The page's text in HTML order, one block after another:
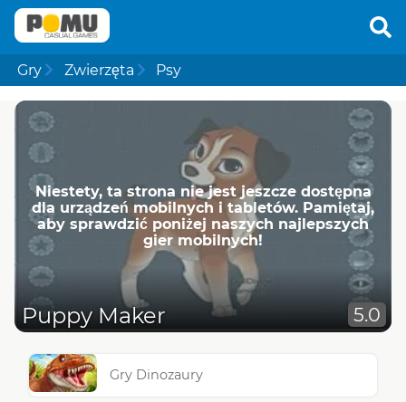
Gry Zwierzęta Psy
Niestety, ta strona nie jest jeszcze dostępna
dla urządzeń mobilnych i tabletów. Pamiętaj,
aby sprawdzić poniżej naszych najlepszych
gier mobilnych!
Puppy Maker 5.0
Gry Dinozaury